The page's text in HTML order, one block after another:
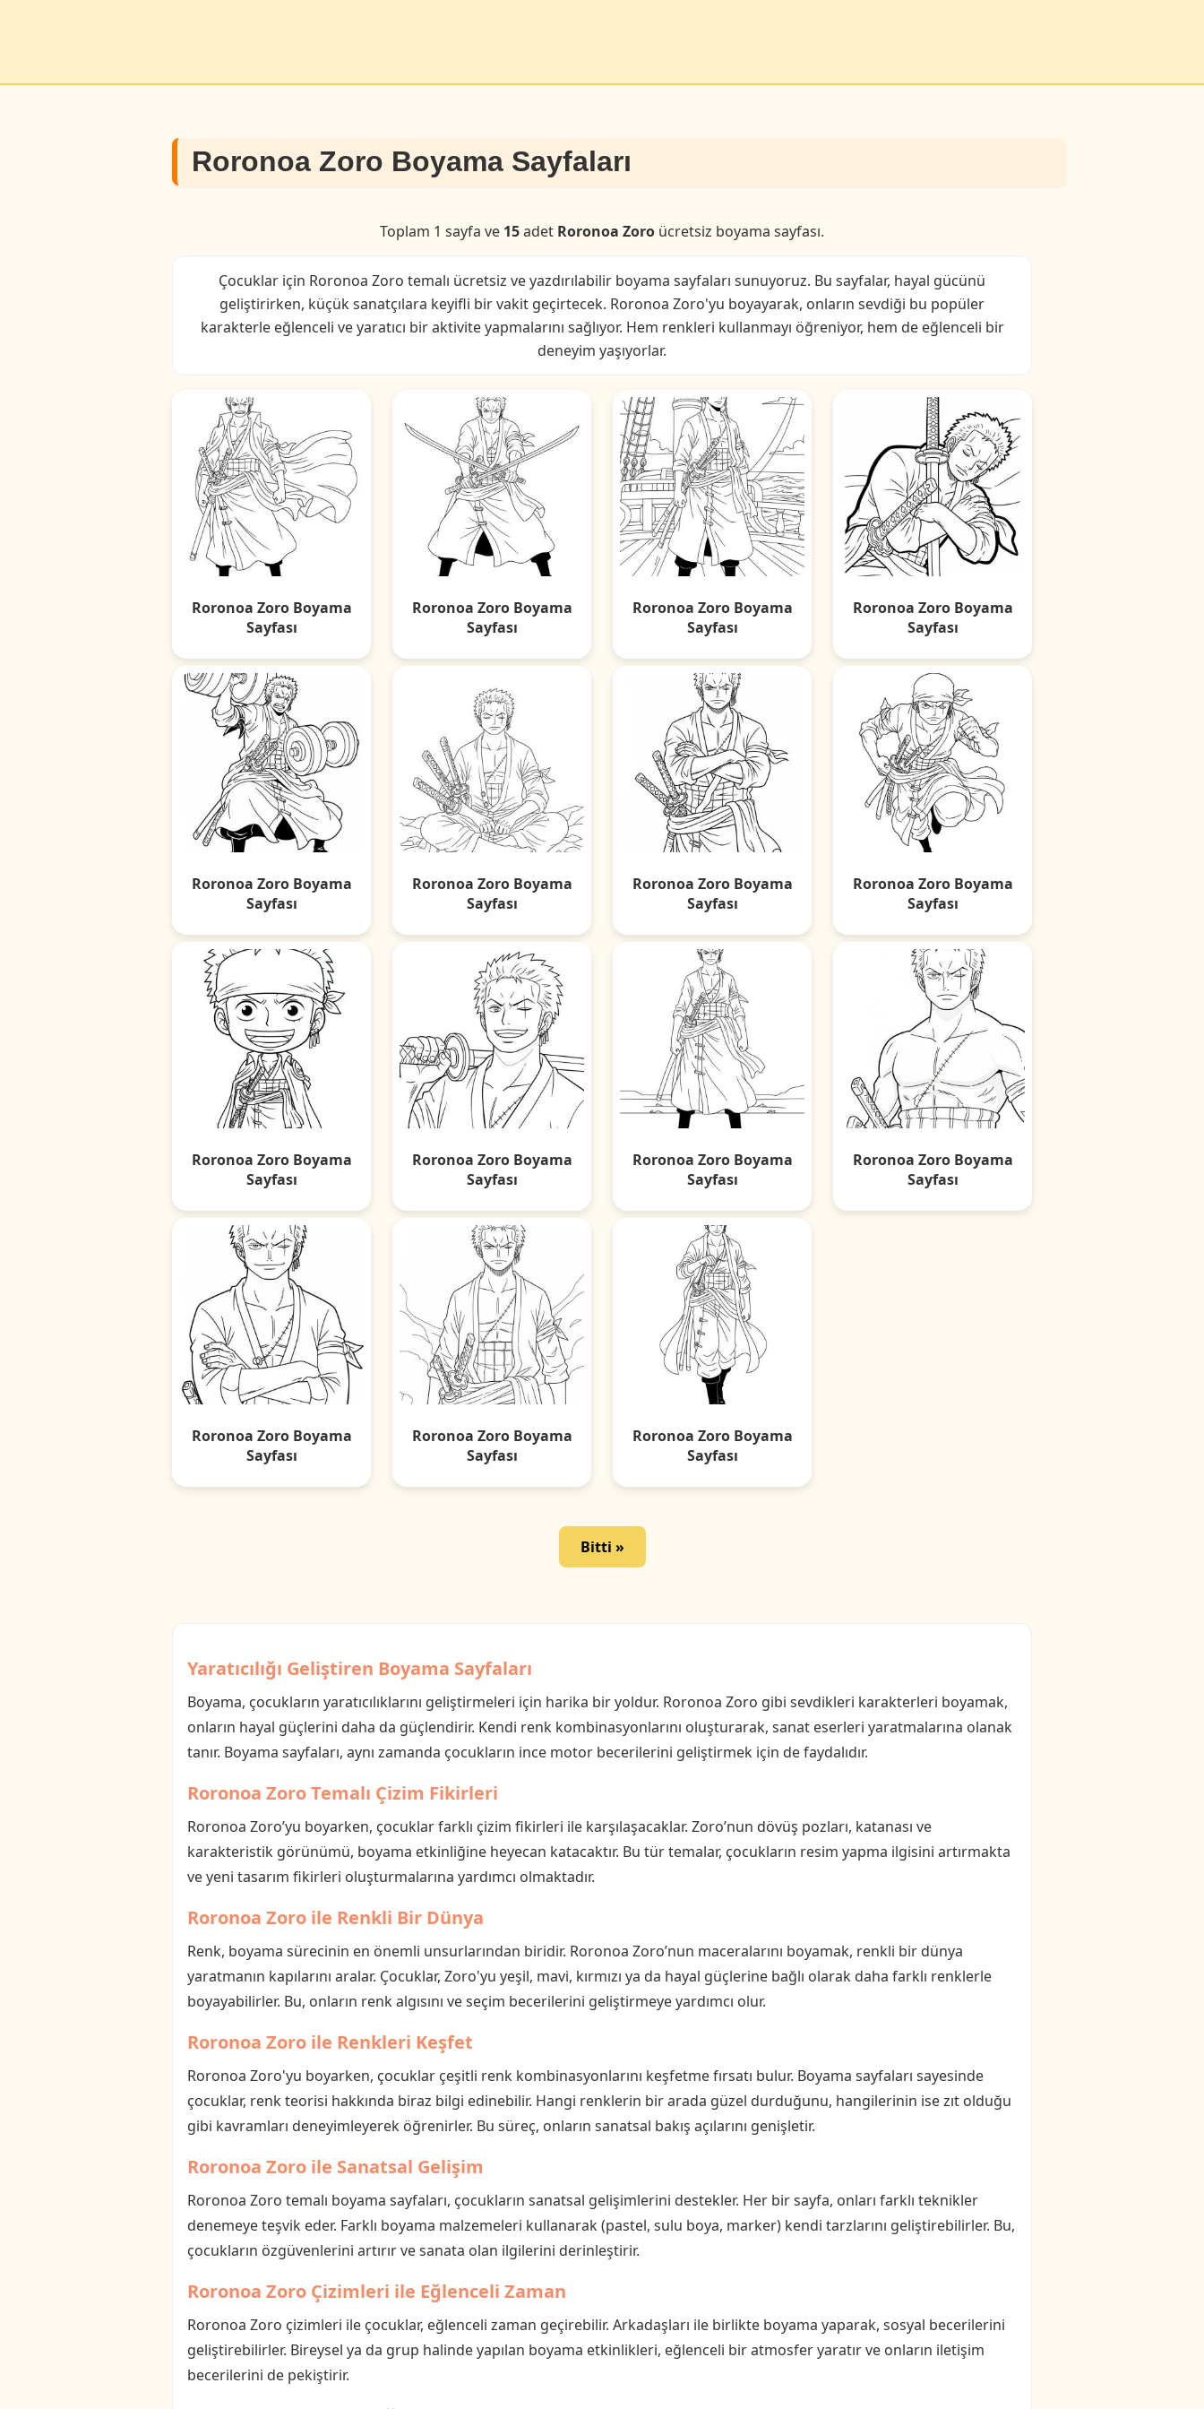
Roronoa Zoro Boyama Sayfaları
Toplam 1 sayfa ve 15adet Roronoa Zoro ücretsiz boyama sayfası.
Çocuklar için Roronoa Zoro temalı ücretsiz ve yazdırılabilir boyama sayfaları sunuyoruz. Bu sayfalar, hayal gücünü
geliştirirken, küçük sanatçılara keyifli bir vakit geçirtecek. Roronoa Zoro'yu boyayarak, onların sevdiği bu popüler
karakterle eğlenceli ve yaratıcı bir aktivite yapmalarını sağlıyor. Hem renkleri kullanmayı öğreniyor, hem de eğlenceli bir
deneyim yaşıyorlar.
Roronoa Zoro Boyama
Sayfası
Roronoa Zoro Boyama
Sayfası
Roronoa Zoro Boyama
Sayfası
Roronoa Zoro Boyama
Sayfası
Roronoa Zoro Boyama
Sayfası
Roronoa Zoro Boyama
Sayfası
Roronoa Zoro Boyama
Sayfası
Roronoa Zoro Boyama
Sayfası
Roronoa Zoro Boyama
Sayfası
Roronoa Zoro Boyama
Sayfası
Roronoa Zoro Boyama
Sayfası
Roronoa Zoro Boyama
Sayfası
Roronoa Zoro Boyama
Sayfası
Roronoa Zoro Boyama
Sayfası
Roronoa Zoro Boyama
Sayfası
Bitti »
Yaratıcılığı Geliştiren Boyama Sayfaları
Boyama, çocukların yaratıcılıklarını geliştirmeleri için harika bir yoldur. Roronoa Zoro gibi sevdikleri karakterleri boyamak,
onların hayal güçlerini daha da güçlendirir. Kendi renk kombinasyonlarını oluşturarak, sanat eserleri yaratmalarına olanak
tanır. Boyama sayfaları, aynı zamanda çocukların ince motor becerilerini geliştirmek için de faydalıdır.
Roronoa Zoro Temalı Çizim Fikirleri
Roronoa Zoro’yu boyarken, çocuklar farklı çizim fikirleri ile karşılaşacaklar. Zoro’nun dövüş pozları, katanası ve
karakteristik görünümü, boyama etkinliğine heyecan katacaktır. Bu tür temalar, çocukların resim yapma ilgisini artırmakta
ve yeni tasarım fikirleri oluşturmalarına yardımcı olmaktadır.
Roronoa Zoro ile Renkli Bir Dünya
Renk, boyama sürecinin en önemli unsurlarından biridir. Roronoa Zoro’nun maceralarını boyamak, renkli bir dünya
yaratmanın kapılarını aralar. Çocuklar, Zoro'yu yeşil, mavi, kırmızı ya da hayal güçlerine bağlı olarak daha farklı renklerle
boyayabilirler. Bu, onların renk algısını ve seçim becerilerini geliştirmeye yardımcı olur.
Roronoa Zoro ile Renkleri Keşfet
Roronoa Zoro'yu boyarken, çocuklar çeşitli renk kombinasyonlarını keşfetme fırsatı bulur. Boyama sayfaları sayesinde
çocuklar, renk teorisi hakkında biraz bilgi edinebilir. Hangi renklerin bir arada güzel durduğunu, hangilerinin ise zıt olduğu
gibi kavramları deneyimleyerek öğrenirler. Bu süreç, onların sanatsal bakış açılarını genişletir.
Roronoa Zoro ile Sanatsal Gelişim
Roronoa Zoro temalı boyama sayfaları, çocukların sanatsal gelişimlerini destekler. Her bir sayfa, onları farklı teknikler
denemeye teşvik eder. Farklı boyama malzemeleri kullanarak (pastel, sulu boya, marker) kendi tarzlarını geliştirebilirler. Bu,
çocukların özgüvenlerini artırır ve sanata olan ilgilerini derinleştirir.
Roronoa Zoro Çizimleri ile Eğlenceli Zaman
Roronoa Zoro çizimleri ile çocuklar, eğlenceli zaman geçirebilir. Arkadaşları ile birlikte boyama yaparak, sosyal becerilerini
geliştirebilirler. Bireysel ya da grup halinde yapılan boyama etkinlikleri, eğlenceli bir atmosfer yaratır ve onların iletişim
becerilerini de pekiştirir.